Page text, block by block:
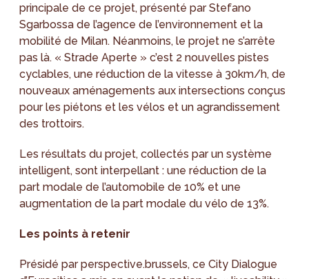
principale de ce projet, présenté par Stefano
Sgarbossa de l’agence de l’environnement et la
mobilité de Milan. Néanmoins, le projet ne s’arrête
pas là. « Strade Aperte » c’est 2 nouvelles pistes
cyclables, une réduction de la vitesse à 30km/h, de
nouveaux aménagements aux intersections conçus
pour les piétons et les vélos et un agrandissement
des trottoirs.
Les résultats du projet, collectés par un système
intelligent, sont interpellant : une réduction de la
part modale de l’automobile de 10% et une
augmentation de la part modale du vélo de 13%.
Les points à retenir
Présidé par perspective.brussels, ce City Dialogue